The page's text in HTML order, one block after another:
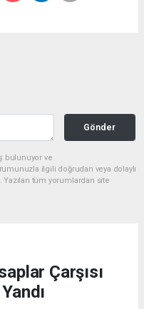
Gönder
bulunuyor ve
ilgili doğrudan veya dolaylı
tüm yorumlardan site
Çarşısı